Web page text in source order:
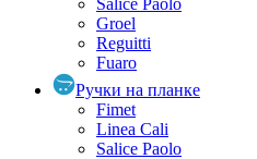
Groel
Reguitti
Fuaro
Ручки на планке
Fimet
Linea Cali
Salice Paolo